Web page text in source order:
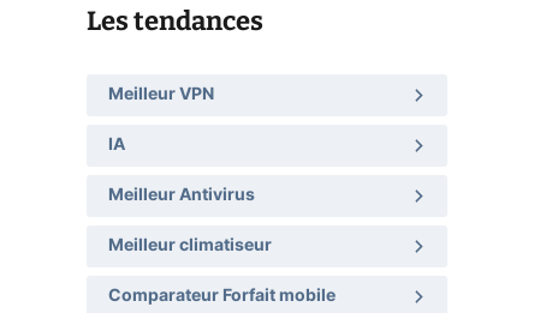
Les tendances
Meilleur VPN
IA
Meilleur Antivirus
Meilleur climatiseur
Comparateur Forfait mobile